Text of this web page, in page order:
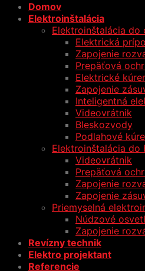
Domov
Elektroinštalácia
Elektroinštalácia do
Elektrická
Zapojenie
Prepäťová
Elektrické
Zapojenie
Inteligentná
Videovrátnik
Bleskozvody
Podlahové
Elektroinštalácia do
Videovrátnik
Prepäťová
Zapojenie
Zapojenie
Priemyselná
Núdzové
Zapojenie
Revízny technik
Elektro projektant
Referencie